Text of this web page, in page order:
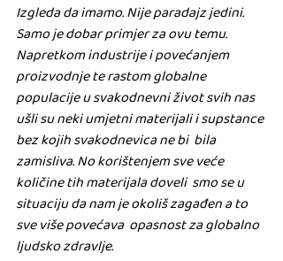
Izgleda da imamo. Nije paradajz jedini.
Samo je dobar primjer za ovu temu.
Napretkom industrije i povećanjem
proizvodnje te rastom globalne
populacije u svakodnevni život svih nas
ušli su neki umjetni materijali i supstance
bez kojih svakodnevica ne bi  bila
zamisliva. No korištenjem sve veće
količine tih materijala doveli  smo se u
situaciju da nam je okoliš zagađen a to
sve više povećava  opasnost za globalno
ljudsko zdravlje.